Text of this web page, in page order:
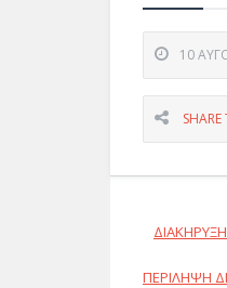
10
SHARE
ΔΙΑΚΗΡΥΞΗ
ΠΕΡΙΛΗΨΗ